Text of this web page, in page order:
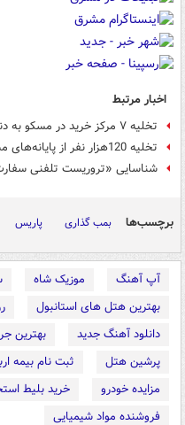
اخبار مرتبط
تخلیه ۷ مرکز خرید در مسکو به دنبال تهدید به بمب‎گذاری
تخلیه 120هزار نفر از پایانه‌های مسافربری روسیه درپی تهدید امنیتی
شناسایی «تروریست تلفنی
برچسب‌ها بمب گذاری پاریس
آپ آهنگ موزیک شاه
بهترین هتل های استانبول
دانلود آهنگ جدید
بهترین
پرشین هتل
ثبت نام بیمه
مزایده خودرو
خرید بلیط
فروشنده مواد شیمیایی